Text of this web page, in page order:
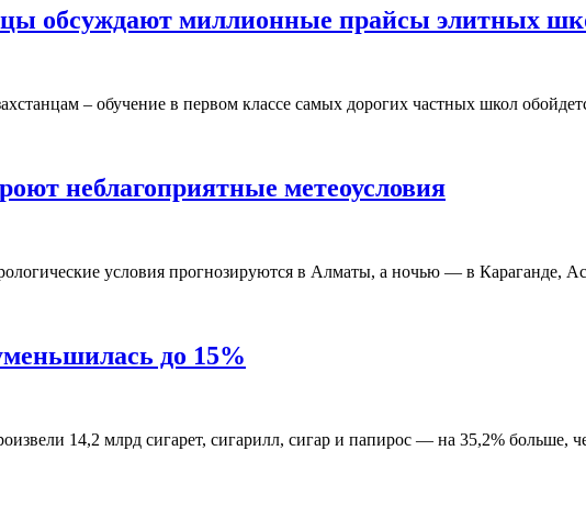
обсуждают миллионные прайсы элитных
– обучение в первом классе самых дорогих частных школ
неблагоприятные метеоусловия
условия прогнозируются в Алматы, а ночью — в Караганде,
до 15%
14,2 млрд сигарет, сигарилл, сигар и папирос — на 35,2% больше,